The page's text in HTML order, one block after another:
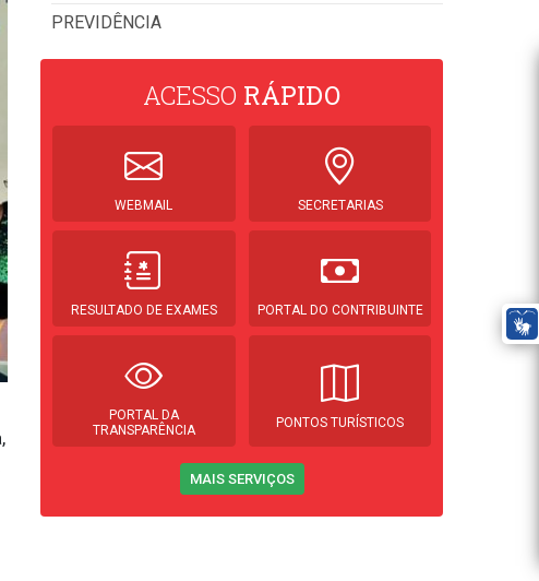
PREVIDÊNCIA
ACESSO RÁPIDO
WEBMAIL SECRETARIAS
RESULTADO DE EXAMES PORTAL DO CONTRIBUINTE
PORTAL DA
TRANSPARÊNCIA
PONTOS TURÍSTICOS
MAIS SERVIÇOS